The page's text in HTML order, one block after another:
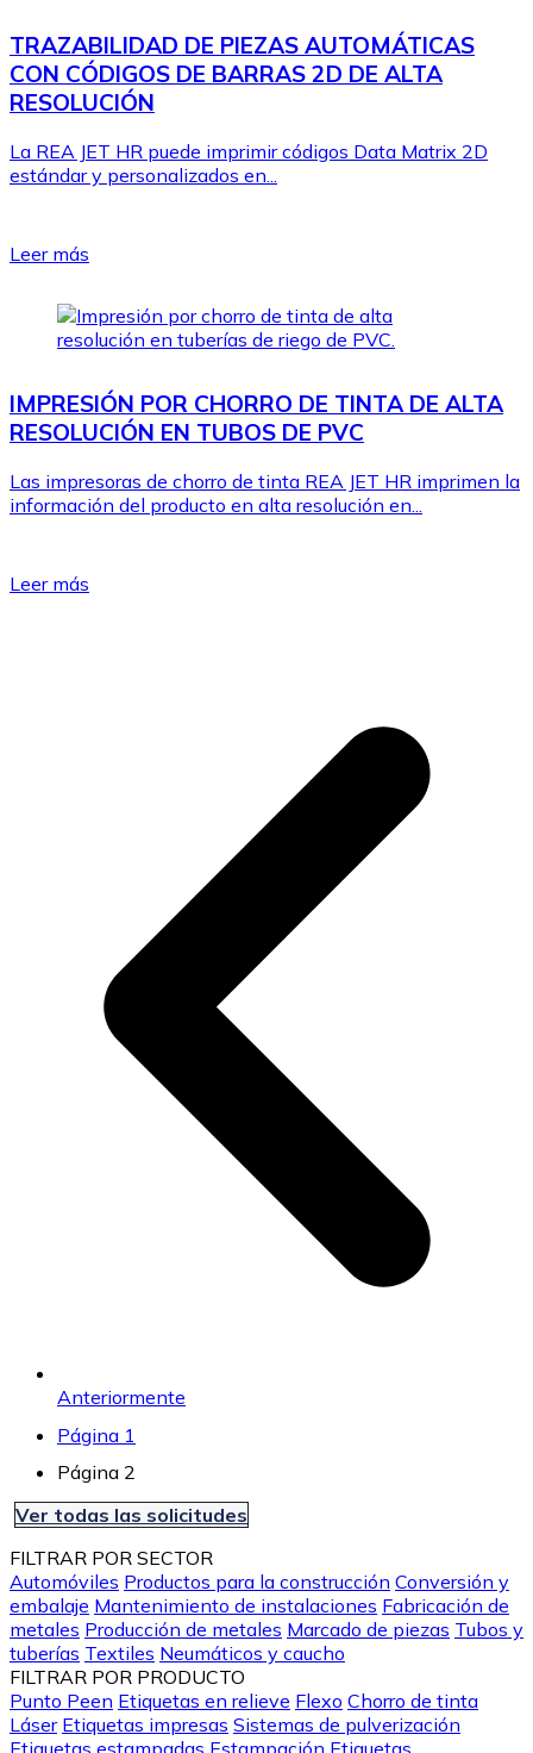
TRAZABILIDAD DE PIEZAS AUTOMÁTICAS
CON CÓDIGOS DE BARRAS 2D DE ALTA
RESOLUCIÓN
La REA JET HR puede imprimir códigos Data Matrix 2D
estándar y personalizados en...
Leer más
IMPRESIÓN POR CHORRO DE TINTA DE ALTA
RESOLUCIÓN EN TUBOS DE PVC
Las impresoras de chorro de tinta REA JET HR imprimen la
información del producto en alta resolución en...
Leer más
Anteriormente
Página 1
Página 2
Ver todas las solicitudes
FILTRAR POR SECTOR
Automóviles Productos para la construcción Conversión y
embalaje Mantenimiento de instalaciones Fabricación de
metales Producción de metales Marcado de piezas Tubos y
tuberías Textiles Neumáticos y caucho
FILTRAR POR PRODUCTO
Punto Peen Etiquetas en relieve Flexo Chorro de tinta
Láser Etiquetas impresas Sistemas de pulverización
Etiquetas estampadas Estampación Etiquetas